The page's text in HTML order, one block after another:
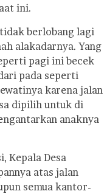
ini.
berlobang lagi
alakadarnya. Yang
pagi ini becek
pada seperti
karena jalan
dipilih untuk di
anaknya
Kepala Desa
atas jalan
semua kantor-